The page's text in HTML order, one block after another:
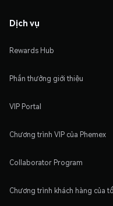
Dịch vụ
Rewards Hub
Phần thưởng giới thiệu
VIP Portal
Chương trình VIP của Phemex
Collaborator Program
Chương trình khách hàng của